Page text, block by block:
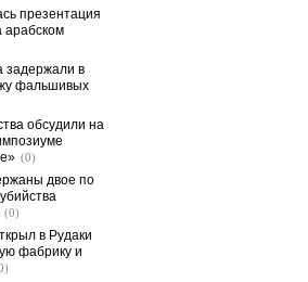
презентация
арабском
задержали в
фальшивых
обсудили на
(0)
двое по
(0)
в Рудаки
фабрику и